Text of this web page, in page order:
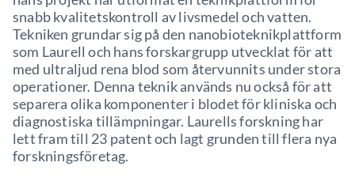
snabb kvalitetskontroll av livsmedel och vatten.
Tekniken grundar sig på den nanobioteknikplattform
som Laurell och hans forskargrupp utvecklat för att
med ultraljud rena blod som återvunnits under stora
operationer. Denna teknik används nu också för att
separera olika komponenter i blodet för kliniska och
diagnostiska tillämpningar. Laurells forskning har
lett fram till 23 patent och lagt grunden till flera nya
forskningsföretag.